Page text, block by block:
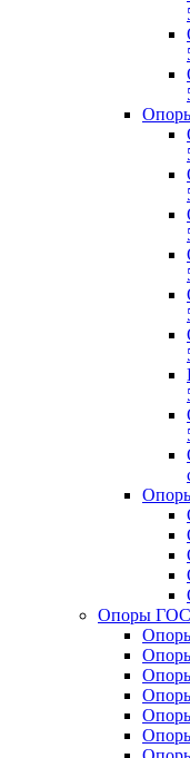
Опоры